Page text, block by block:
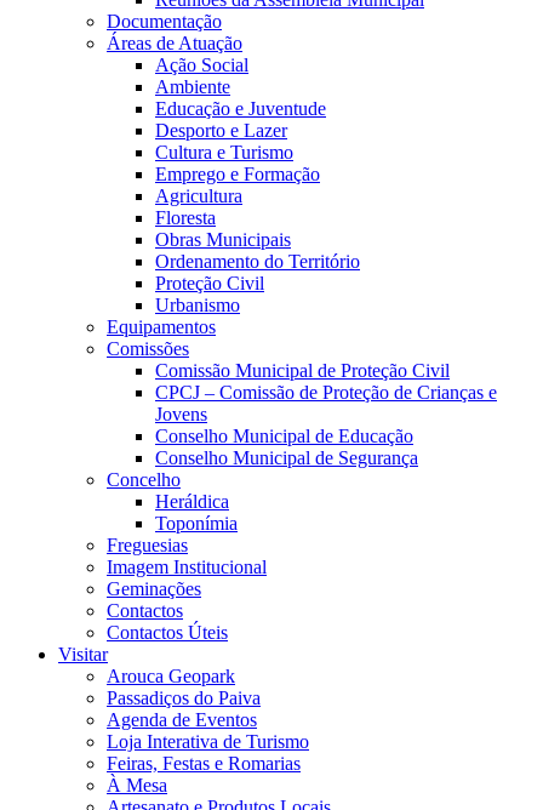
Documentação
Áreas de Atuação
Ação Social
Ambiente
Educação e Juventude
Desporto e Lazer
Cultura e Turismo
Emprego e Formação
Agricultura
Floresta
Obras Municipais
Ordenamento do Território
Proteção Civil
Urbanismo
Equipamentos
Comissões
Comissão Municipal de Proteção Civil
CPCJ – Comissão de Proteção de Crianças e
Jovens
Conselho Municipal de Educação
Conselho Municipal de Segurança
Concelho
Heráldica
Toponímia
Freguesias
Imagem Institucional
Geminações
Contactos
Contactos Úteis
Visitar
Arouca Geopark
Passadiços do Paiva
Agenda de Eventos
Loja Interativa de Turismo
Feiras, Festas e Romarias
À Mesa